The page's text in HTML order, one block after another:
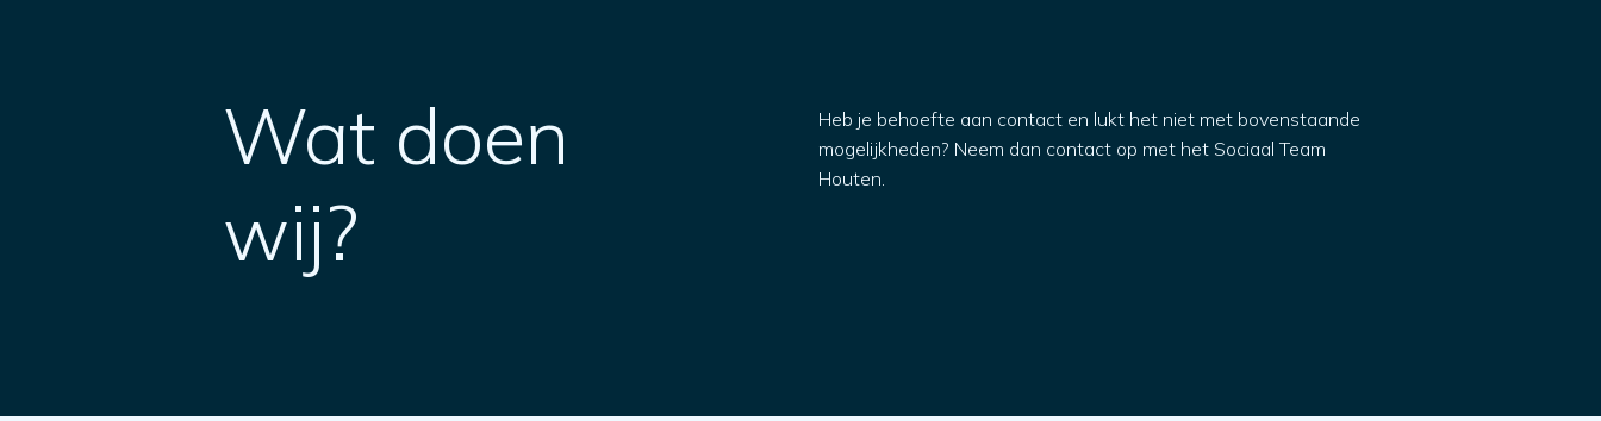
Wat doen
wij?
Heb je behoefte aan contact en lukt het niet met bovenstaande
mogelijkheden? Neem dan contact op met het Sociaal Team
Houten.